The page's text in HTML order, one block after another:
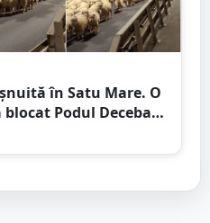
în Satu Mare. O
Podul Decebal.